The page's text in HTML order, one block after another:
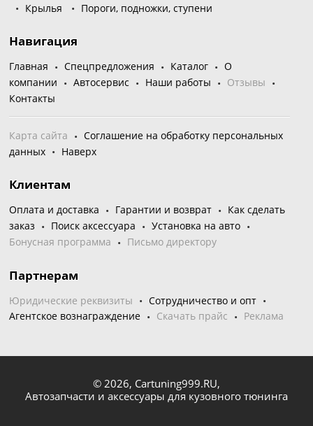
Крылья
Пороги, подножки, ступени
Навигация
Главная Спецпредложения Каталог
О
компании
Автосервис Наши работы
Отзывы
Контакты
Карта сайта
Соглашение на обработку персональных
данных
Наверх
Клиентам
Оплата и доставка Гарантии и возврат
Как сделать
заказ
Поиск аксессуара
Установка на авто
Бонусная программа
Письмо директору
Партнерам
Юридические реквизиты
Сотрудничество и опт
Агентское вознаграждение
Скачать прайс Реклама
© 2026, Cartuning999.RU,
Автозапчасти и аксессуары для кузовного тюнинга